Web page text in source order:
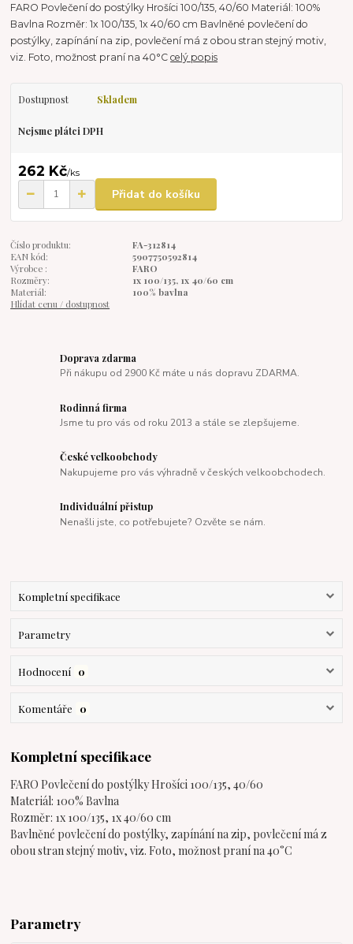
FARO Povlečení do postýlky Hrošíci 100/135, 40/60 Materiál: 100%
Bavlna Rozměr: 1x 100/135, 1x 40/60 cm Bavlněné povlečení do
postýlky, zapínání na zip, povlečení má z obou stran stejný motiv,
viz. Foto, možnost praní na 40°Ccelý popis
Dostupnost Skladem
Nejsme plátci DPH
262 Kč/ks
Přidat do košíku
Číslo produktu:
FA-312814
EAN kód:
5907750592814
Výrobce :
FARO
Rozměry:
1x 100/135, 1x 40/60 cm
Materiál:
100% bavlna
Hlídat cenu / dostupnost
Doprava zdarma
Při nákupu od 2900 Kč máte u nás dopravu ZDARMA.
Rodinná firma
Jsme tu pro vás od roku 2013 a stále se zlepšujeme.
České velkoobchody
Nakupujeme pro vás výhradně v českých velkoobchodech.
Individuální přistup
Nenašli jste, co potřebujete? Ozvěte se nám.
Kompletní specifikace
Parametry
Hodnocení 0
Komentáře 0
Kompletní specifikace
FARO Povlečení do postýlky Hrošíci 100/135, 40/60
Materiál: 100% Bavlna
Rozměr: 1x 100/135, 1x 40/60 cm
Bavlněné povlečení do postýlky, zapínání na zip, povlečení má z
obou stran stejný motiv, viz. Foto, možnost praní na 40°C
Parametry